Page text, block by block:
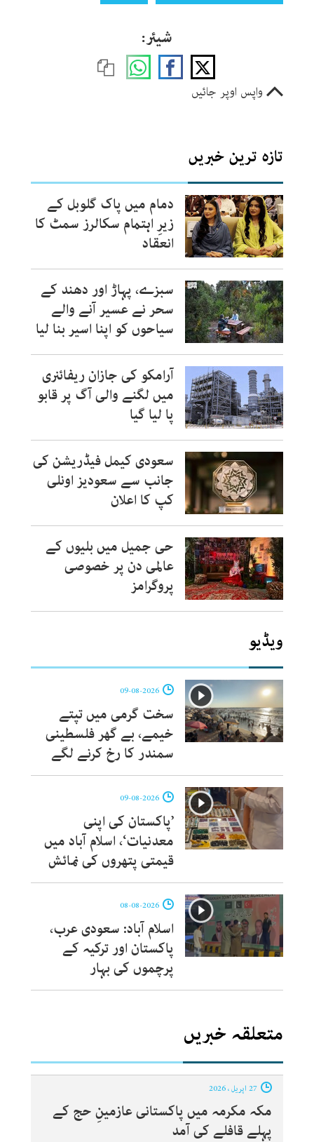
شیئر:
واپس اوپر جائیں
تازہ ترین خبریں
دمام میں پاک گلوبل کے
زیرِ اہتمام سکالرز سمٹ کا
انعقاد
سبزے، پہاڑ اور دھند کے
سحر نے عسیر آنے والے
سیاحوں کو اپنا اسیر بنا لیا
آرامکو کی جازان ریفائنری
میں لگنے والی آگ پر قابو
پا لیا گیا
سعودی کیمل فیڈریشن کی
جانب سے سعودیز اونلی
کپ کا اعلان
حی جمیل میں بلیوں کے
عالمی دن پر خصوصی
پروگرامز
ویڈیو
سخت گرمی میں تپتے
خیمے، بے گھر فلسطینی
سمندر کا رخ کرنے لگے
’پاکستان کی اپنی
معدنیات‘، اسلام آباد میں
قیمتی پتھروں کی نمائش
اسلام آباد: سعودی عرب،
پاکستان اور ترکیہ کے
پرچموں کی بہار
متعلقہ خبریں
مکہ مکرمہ میں پاکستانی عازمینِ حج کے
پہلے قافلے کی آمد